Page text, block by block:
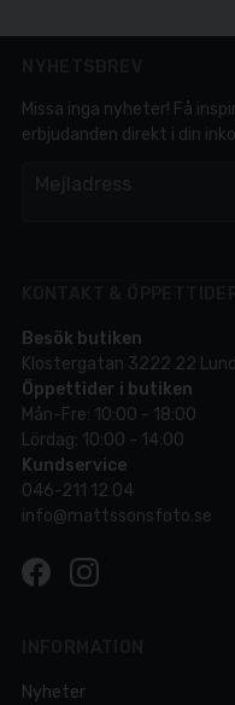
Missa inga nyheter! Få
erbjudanden direkt i din
Besök butiken
Klostergatan 3222 22 Lund
Öppettider i butiken
Mån-Fre: 10:00 - 18:00
Lördag: 10:00 - 14:00
Kundservice
046-211 12 04
info@mattssonsfoto.se
Nyheter